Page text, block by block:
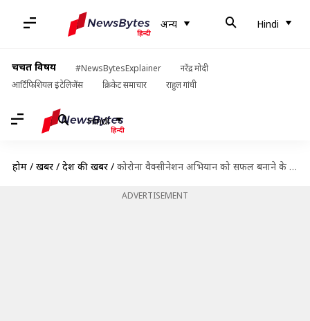
अन्य Hindi
चर्चित विषय #NewsBytesExplainer
नरेंद्र मोदी
आर्टिफिशियल इंटेलिजेंस
क्रिकेट समाचार राहुल गांधी
Hindi
होम / खबरें / देश की खबरें / कोरोना वैक्सीनेशन अभियान को सफल बनाने के लिए साथ काम करेंगे ये मंत्रालय और विभाग
ADVERTISEMENT